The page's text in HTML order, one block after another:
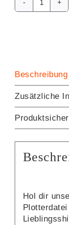
Tapi
Alternative:
Beschreibung
Zusätzliche
Hol dir